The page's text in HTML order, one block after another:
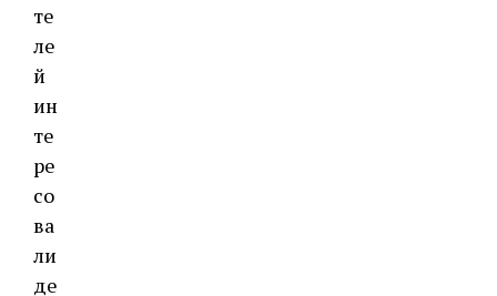
те
ле
й
ин
те
ре
со
ва
ли
де